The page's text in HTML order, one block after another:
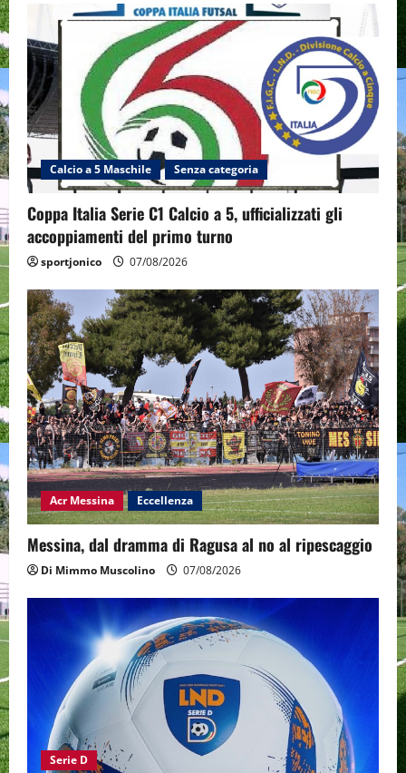
Calcio a 5 Maschile Senza categoria
Coppa Italia Serie C1 Calcio a 5, ufficializzati gli
accoppiamenti del primo turno
sportjonico 07/08/2026
Acr Messina Eccellenza
Messina, dal dramma di Ragusa al no al ripescaggio
Di Mimmo Muscolino 07/08/2026
Serie D